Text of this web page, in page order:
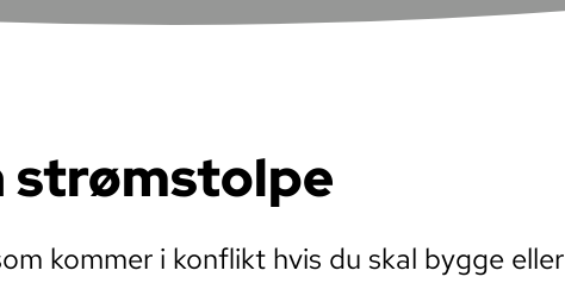
strømstolpe
kommer i konflikt hvis du skal bygge eller